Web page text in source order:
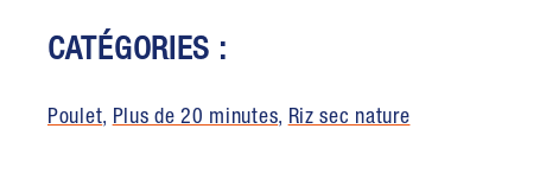
CATÉGORIES :
Poulet, Plus de 20 minutes, Riz sec nature